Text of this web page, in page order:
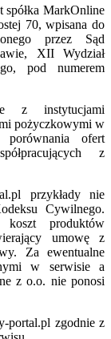
spółka MarkOnline
70, wpisana do
przez Sąd
XII Wydział
pod numerem
z instytucjami
pożyczkowymi w
porównania ofert
z
przykłady nie
Cywilnego.
koszt produktów
umowę z
Za ewentualne
w serwisie a
z o.o. nie ponosi
portal.pl zgodnie z